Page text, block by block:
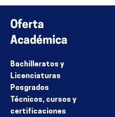
Oferta
Académica
Bachilleratos y
Licenciaturas
Posgrados
Técnicos, cursos y
certificaciones